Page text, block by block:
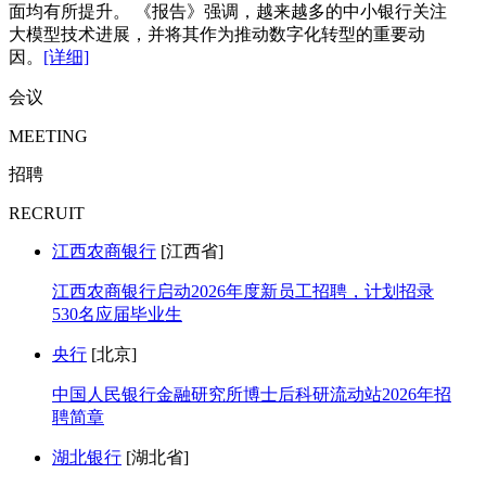
面均有所提升。 《报告》强调，越来越多的中小银行关注
大模型技术进展，并将其作为推动数字化转型的重要动
因。 [详细]
会议
MEETING
招聘
RECRUIT
江西农商银行 [江西省]
江西农商银行启动2026年度新员工招聘，计划招录
530名应届毕业生
央行 [北京]
中国人民银行金融研究所博士后科研流动站2026年招
聘简章
湖北银行 [湖北省]